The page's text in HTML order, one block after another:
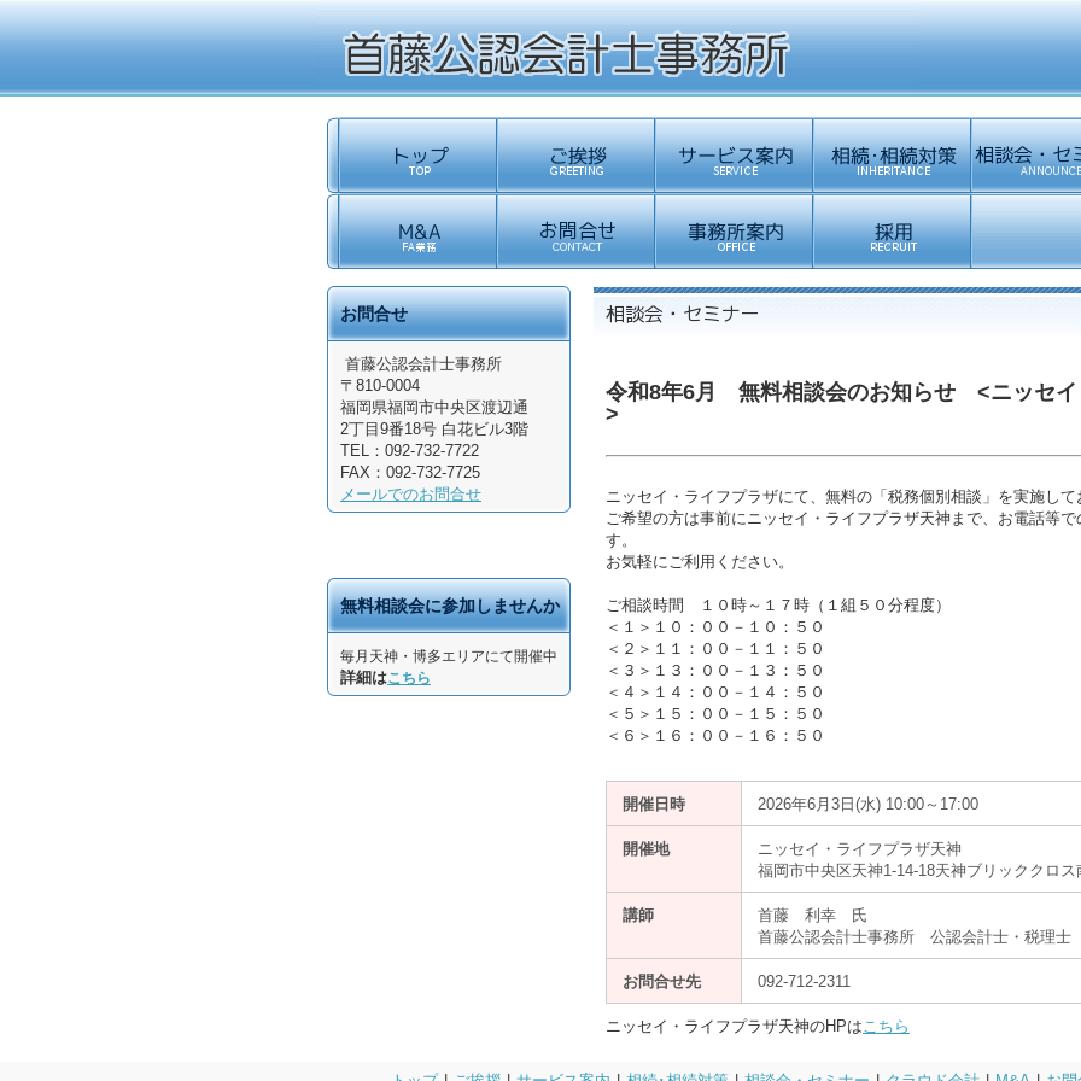
令和8年6月 無料相談会のお知らせ <ニッセイ
>
ニッセイ・ライフプラザにて、無料の「税務個別相談」を実施して
ご希望の方は事前にニッセイ・ライフプラザ天神まで、お電話等
す。
お気軽にご利用ください。
ご相談時間 １０時～１７時（１組５０分程度）
＜１＞１０：００－１０：５０
＜２＞１１：００－１１：５０
＜３＞１３：００－１３：５０
＜４＞１４：００－１４：５０
＜５＞１５：００－１５：５０
＜６＞１６：００－１６：５０
開催日時 2026年6月3日(水) 10:00～17:00
開催地
ニッセイ・ライフプラザ天神
福岡市中央区天神1-14-18天神ブリッククロス
講師
首藤 利幸 氏
首藤公認会計士事務所 公認会計士・税理士
お問合せ先 092-712-2311
ニッセイ・ライフプラザ天神のHPはこちら
お問合せ
首藤公認会計士事務所
〒810-0004
福岡県福岡市中央区渡辺通
2丁目9番18号 白花ビル3階
TEL： 092-732-7722
FAX： 092-732-7725
メールでのお問合せ
無料相談会に参加しませんか
毎月天神・博多エリアにて開催中
詳細はこちら